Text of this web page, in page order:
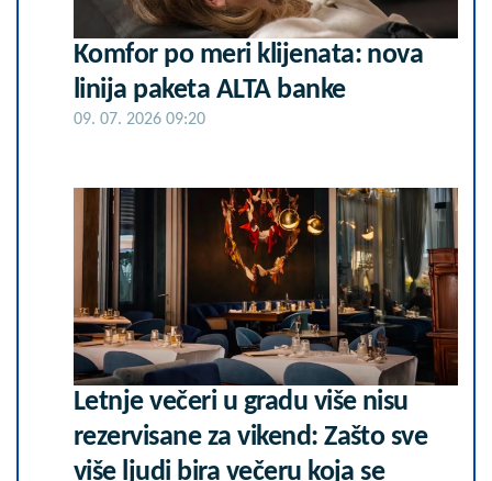
Komfor po meri klijenata: nova
linija paketa ALTA banke
09. 07. 2026 09:20
Letnje večeri u gradu više nisu
rezervisane za vikend: Zašto sve
više ljudi bira večeru koja se